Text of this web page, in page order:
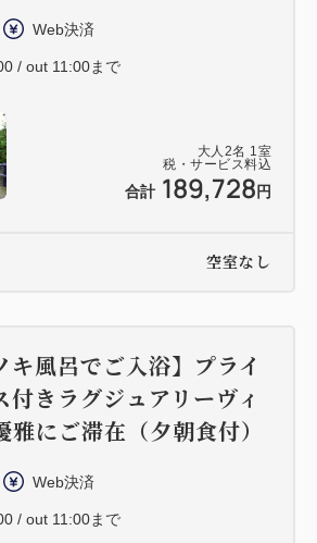
大人 2名 1 室
税・サービス料込
合計 189,728 円
Web決済
/ out 11:00まで
空室なし
キ風呂でご入浴】プライ
付きラグジュアリーヴィ
雅にご滞在（夕朝食付）
Web決済
/ out 11:00まで